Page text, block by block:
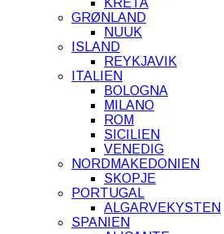
KRETA
GRØNLAND
NUUK
ISLAND
REYKJAVIK
ITALIEN
BOLOGNA
MILANO
ROM
SICILIEN
VENEDIG
NORDMAKEDONIEN
SKOPJE
PORTUGAL
ALGARVEKYSTEN
SPANIEN